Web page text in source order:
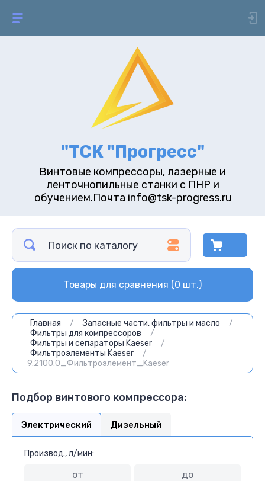
"ТСК "Прогресс"
Винтовые компрессоры, лазерные и
ленточнопильные станки с ПНР и
обучением.Почта info@tsk-progress.ru
Товары для сравнения (0 шт.)
Главная / Запасные части, фильтры и масло
/
Фильтры для компрессоров
/
Фильтры и сепараторы Kaeser
/
Фильтроэлементы Kaeser
/
9.2100.0_Фильтроэлемент_Kaeser
Подбор винтового компрессора:
Электрический Дизельный
Производ., л/мин: